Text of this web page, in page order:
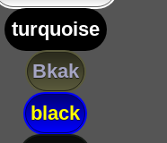
turquoise
Bkak
black